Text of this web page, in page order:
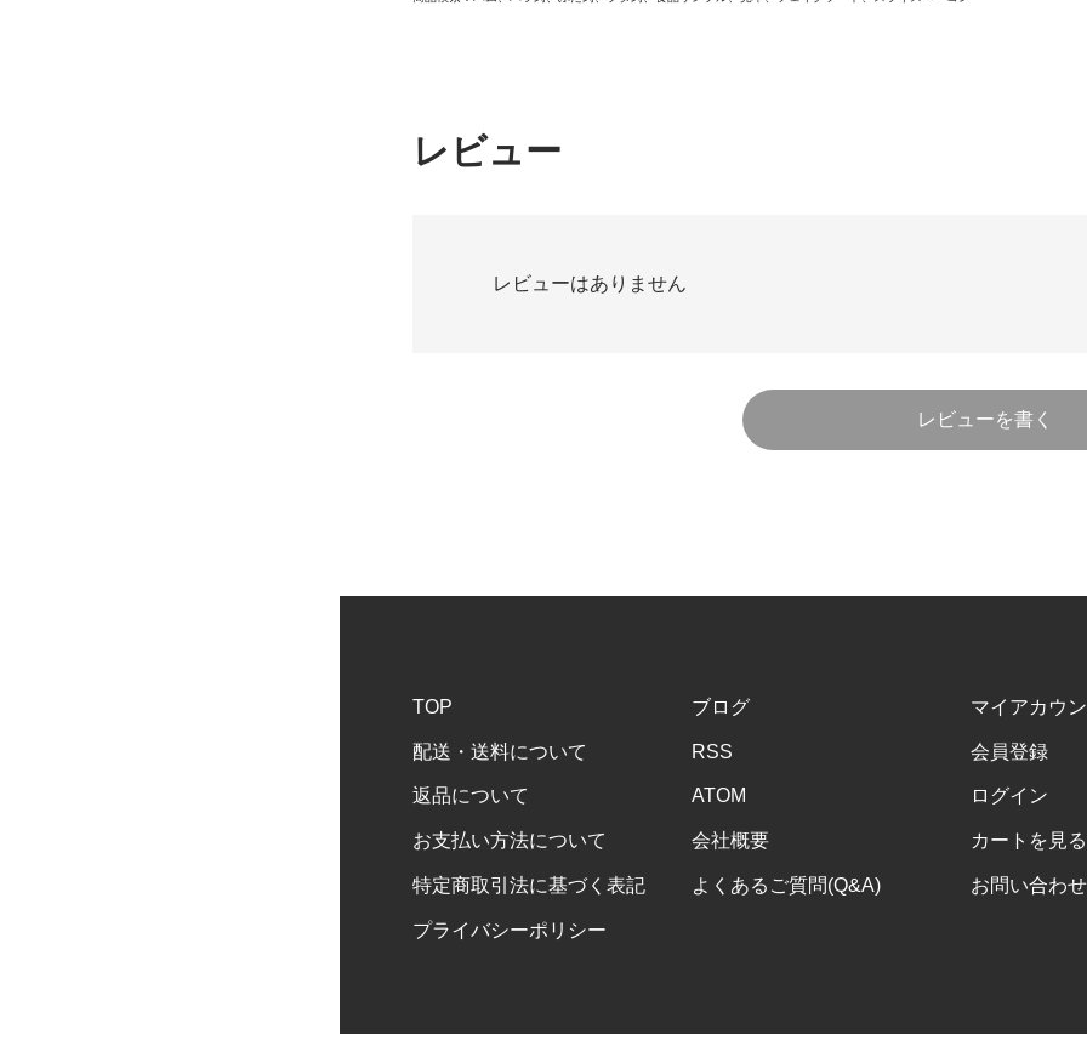
レビュー
レビューはありません
レビューを書く
TOP
配送・送料について
返品について
お支払い方法について
特定商取引法に基づく表記
プライバシーポリシー
ブログ
RSS
ATOM
会社概要
よくあるご質問(Q&A)
マイアカウ
会員登録
ログイン
カートを見る
お問い合わせ